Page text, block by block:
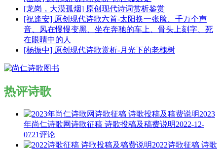
[龙岗，大漠孤烟] 原创现代诗词赏析鉴赏
[祝逢安] 原创现代诗歌六首-太阳换一张脸、千万个声
音、风在慢慢变黑、坐在奔驰的车上、骨头上刻字、死
在眼睛中的人
[杨振中] 原创现代诗歌赏析-月光下的老槐树
热评诗歌
2023
年尚仁诗歌网诗歌征稿 诗歌投稿及稿费说明2022-12-
0721评论
2022诗歌征稿 诗歌